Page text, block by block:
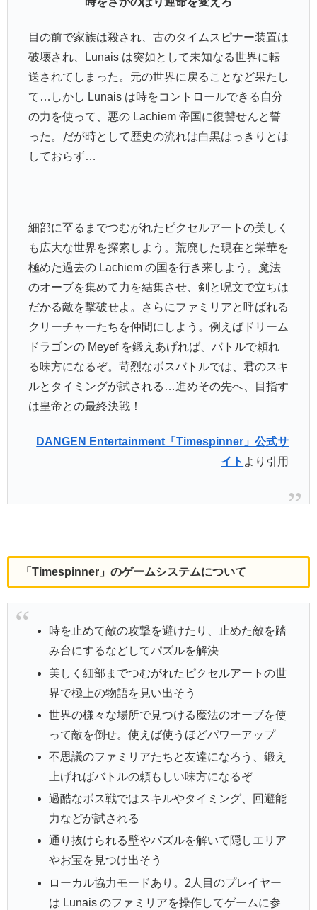
目の前で家族は殺され、古のタイムスピナー装置は
破壊され、Lunais は突如として未知なる世界に転
送されてしまった。元の世界に戻ることなど果たし
て…しかし Lunais は時をコントロールできる自分
の力を使って、悪の Lachiem 帝国に復讐せんと誓
った。だが時として歴史の流れは白黒はっきりとは
しておらず…
細部に至るまでつむがれたピクセルアートの美しく
も広大な世界を探索しよう。荒廃した現在と栄華を
極めた過去の Lachiem の国を行き来しよう。魔法
のオーブを集めて力を結集させ、剣と呪文で立ちは
だかる敵を撃破せよ。さらにファミリアと呼ばれる
クリーチャーたちを仲間にしよう。例えばドリーム
ドラゴンの Meyef を鍛えあげれば、バトルで頼れ
る味方になるぞ。苛烈なボスバトルでは、君のスキ
ルとタイミングが試される…進めその先へ、目指す
は皇帝との最終決戦！
DANGEN Entertainment「Timespinner」公式サ
イト より引用
「Timespinner」のゲームシステムについて
時を止めて敵の攻撃を避けたり、止めた敵を踏
み台にするなどしてパズルを解決
美しく細部までつむがれたピクセルアートの世
界で極上の物語を見い出そう
世界の様々な場所で見つける魔法のオーブを使
って敵を倒せ。使えば使うほどパワーアップ
不思議のファミリアたちと友達になろう、鍛え
上げればバトルの頼もしい味方になるぞ
過酷なボス戦ではスキルやタイミング、回避能
力などが試される
通り抜けられる壁やパズルを解いて隠しエリア
やお宝を見つけ出そう
ローカル協力モードあり。2人目のプレイヤー
は Lunais のファミリアを操作してゲームに参